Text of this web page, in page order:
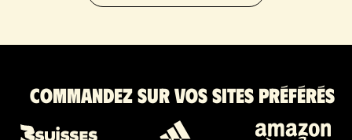
Commandez sur vos sites préférés